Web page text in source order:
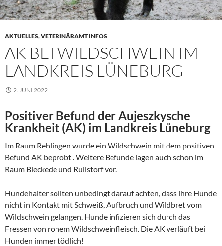
AKTUELLES,VETERINÄRAMT INFOS
AK BEI WILDSCHWEIN IM
LANDKREIS LÜNEBURG
2. JUNI 2022
Positiver Befund der Aujeszkysche
Krankheit (AK) im Landkreis Lüneburg
Im Raum Rehlingen wurde ein Wildschwein mit dem positiven
Befund AK beprobt . Weitere Befunde lagen auch schon im
Raum Bleckede und Rullstorf vor.
Hundehalter sollten unbedingt darauf achten, dass ihre Hunde
nicht in Kontakt mit Schweiß, Aufbruch und Wildbret vom
Wildschwein gelangen. Hunde infizieren sich durch das
Fressen von rohem Wildschweinfleisch. Die AK verläuft bei
Hunden immer tödlich!